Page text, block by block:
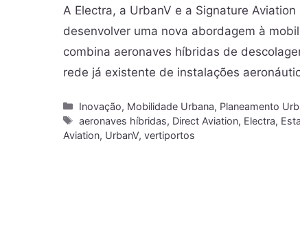
A Electra, a UrbanV e a Signature
desenvolver uma nova abordagem à
combina aeronaves híbridas de
rede já existente de instalações
Inovação, Mobilidade Urbana, Planeamento
aeronaves híbridas, Direct Aviation, Electra,
Aviation, UrbanV, vertiportos